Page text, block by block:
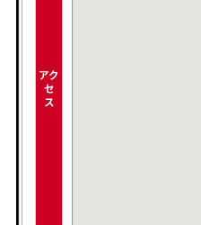
アク
セ
ス